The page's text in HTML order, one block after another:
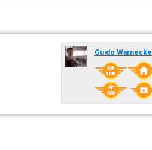
Guido Warnecke